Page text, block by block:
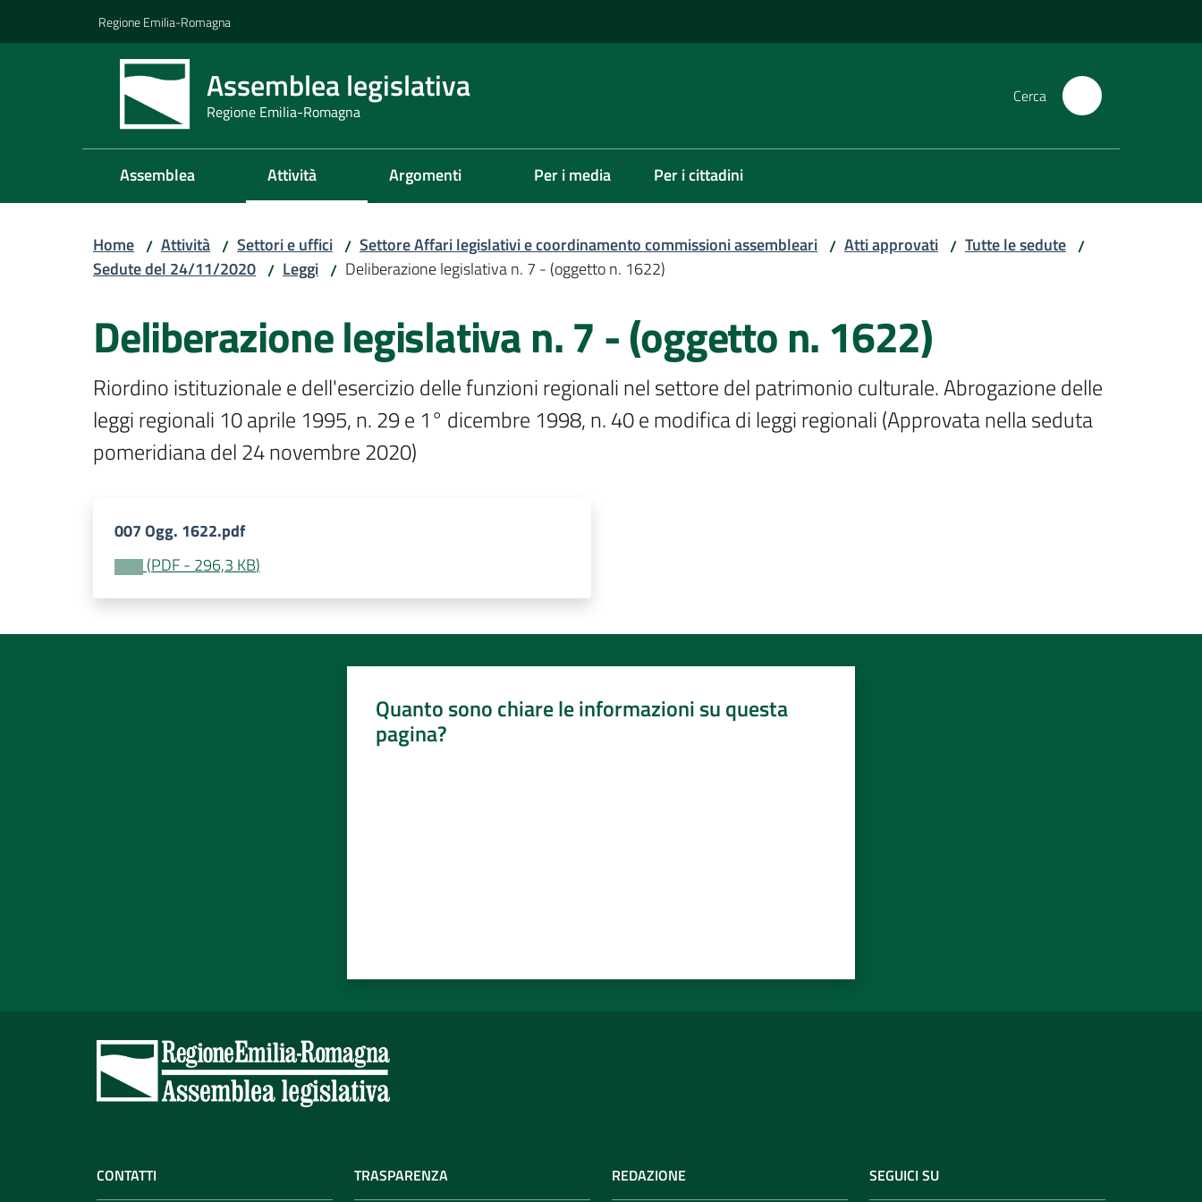
Regione Emilia-Romagna
Assemblea legislativa
Regione Emilia-Romagna
Cerca
Assemblea Attività Argomenti Per i media Per i cittadini
Home / Attività / Settori e uffici / Settore Affari legislativi e coordinamento commissioni assembleari / Atti approvati / Tutte le sedute /
Sedute del 24/11/2020 / Leggi / Deliberazione legislativa n. 7 - (oggetto n. 1622)
Deliberazione legislativa n. 7 - (oggetto n. 1622)
Riordino istituzionale e dell'esercizio delle funzioni regionali nel settore del patrimonio culturale. Abrogazione delle
leggi regionali 10 aprile 1995, n. 29 e 1° dicembre 1998, n. 40 e modifica di leggi regionali (Approvata nella seduta
pomeridiana del 24 novembre 2020)
007 Ogg. 1622.pdf
(PDF- 296,3 KB)
Quanto sono chiare le informazioni su questa
pagina?
CONTATTI TRASPARENZA REDAZIONE SEGUICI SU